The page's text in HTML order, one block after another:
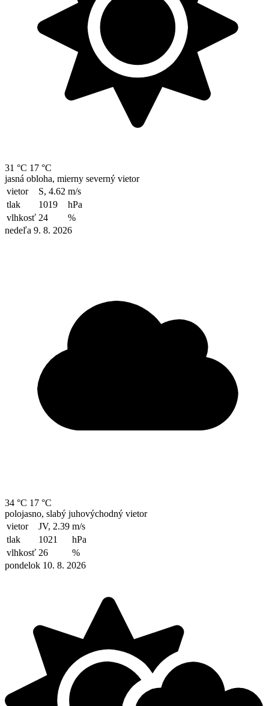
31 °C 17 °C
jasná obloha, mierny severný vietor
vietor
S, 4.62 m/s
tlak
1019
hPa
vlhkosť 24
%
nedeľa 9. 8. 2026
34 °C 17 °C
polojasno, slabý juhovýchodný vietor
vietor
JV, 2.39 m/s
tlak
1021
hPa
vlhkosť 26
%
pondelok 10. 8. 2026